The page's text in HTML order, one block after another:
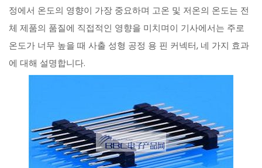
정에서 온도의 영향이 가장 중요하며 고온 및 저온의 온도는 전
체 제품의 품질에 직접적인 영향을 미치며이 기사에서는 주로
온도가 너무 높을 때 사출 성형 공정 용 핀 커넥터, 네 가지 효과
에 대해 설명합니다.